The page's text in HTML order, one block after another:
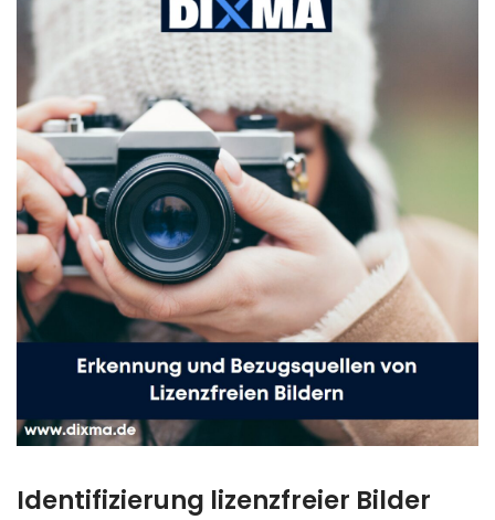
Identifizierung lizenzfreier Bilder